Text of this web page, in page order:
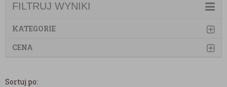
FILTRUJ WYNIKI
KATEGORIE
CENA
Sortuj po: